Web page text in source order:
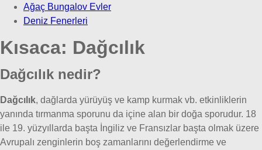
Ağaç Bungalov Evler
Deniz Fenerleri
Kısaca: Dağcılık
Dağcılık nedir?
Dağcılık, dağlarda yürüyüş ve kamp kurmak vb. etkinliklerin
yanında tırmanma sporunu da içine alan bir doğa sporudur. 18
ile 19. yüzyıllarda başta İngiliz ve Fransızlar başta olmak üzere
Avrupalı zenginlerin boş zamanlarını değerlendirme ve